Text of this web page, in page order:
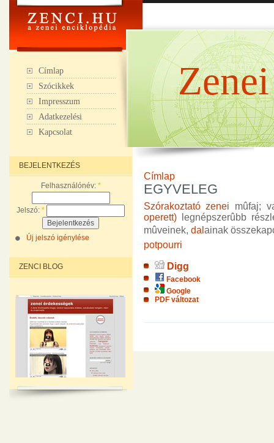
Címlap
Szócikkek
Impresszum
Adatkezelési
Kapcsolat
BEJELENTKEZÉS
Felhasználónév: *
Jelszó: *
Új jelszó igénylése
ZENCI BLOG
Címlap
EGYVELEG
Szórakoztató zenei mûfaj;
operett)legnépszerûbb
mûveinek, dal ainak
potpourri
Digg
Facebook
Google
PDF változat